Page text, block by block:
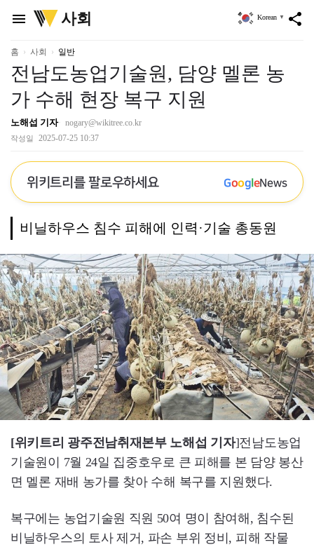
menu
위
키
리
사회 share
Korean ▼
홈 사회 일반
전남도농업기술원, 담양 멜론 농
가 수해 현장 복구 지원
노해섭 기자 nogary@wikitree.co.kr
작성일 2025-07-25 10:37
위키트리를 팔로우하세요 GoogleNews
비닐하우스 침수 피해에 인력·기술 총동원
[위키트리 광주전남취재본부 노해섭 기자]전남도농업
기술원이 7월 24일 집중호우로 큰 피해를 본 담양 봉산
면 멜론 재배 농가를 찾아 수해 복구를 지원했다.
복구에는 농업기술원 직원 50여 명이 참여해, 침수된
비닐하우스의 토사 제거, 파손 부위 정비, 피해 작물